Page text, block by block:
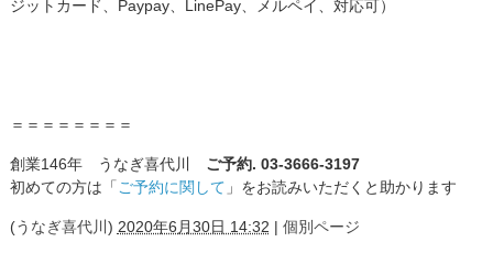
ジットカード、Paypay、LinePay、メルペイ、対応可）
＝＝＝＝＝＝＝＝
創業146年 うなぎ喜代川 ご予約. 03-3666-3197
初めての方は「ご予約に関して 」をお読みいただくと助かります
(うなぎ喜代川 ) 2020年6月30日 14:32 | 個別ページ